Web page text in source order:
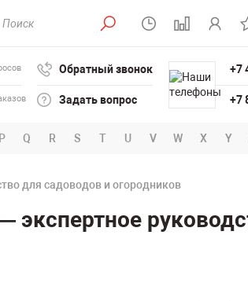
Обратный звонок
Задать вопрос
+7
+7
P Q R S T U V W X Y
для садоводов и огородников